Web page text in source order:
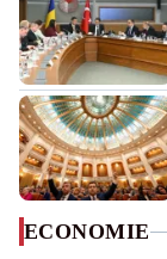
ECONOMIE